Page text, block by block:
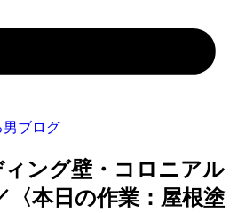
男ブログ
ィング壁・コロニアル
〈本日の作業：屋根塗